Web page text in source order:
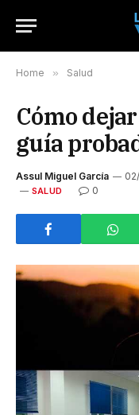
Home » Salud
Cómo
guía
Assul Miguel García
SALUD 0